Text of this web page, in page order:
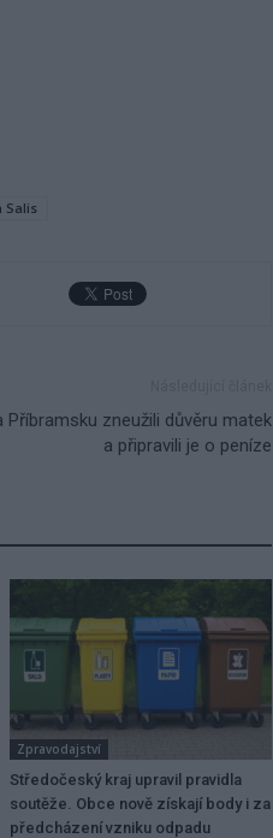
Salis
Příbramsku zneužili důvěru matek
a připravili je o peníze
Zpravodajství
Středočeský kraj upravil pravidla
soutěže. Obce nově získají body i za
předcházení vzniku odpadu